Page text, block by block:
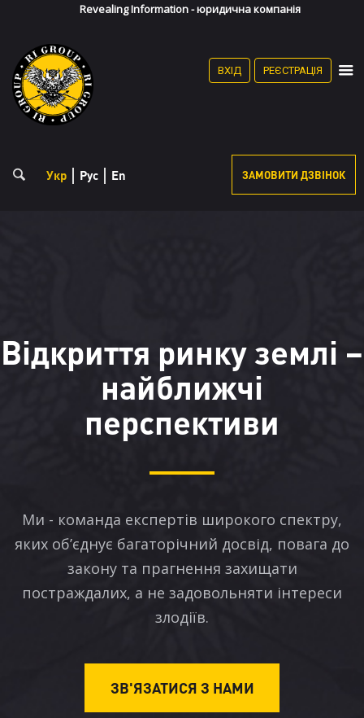
Revealing Information - юридична компанія
Особистий кабінет
РеєстраціяВХІД РЕЄСТРАЦІЯ
Укр Рус En ЗАМОВИТИ ДЗВІНОК
Відкриття ринку землі –
найближчі
перспективи
Ми - команда експертів широкого спектру,
яких об’єднує багаторічний досвід, повага до
закону та прагнення захищати
постраждалих, а не задовольняти інтереси
злодіїв.
ЗВ'ЯЗАТИСЯ З НАМИ